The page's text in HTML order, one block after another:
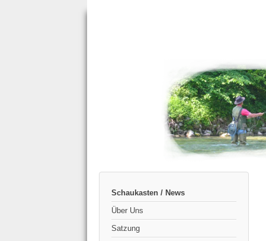
Schaukasten / News
Über Uns
Satzung